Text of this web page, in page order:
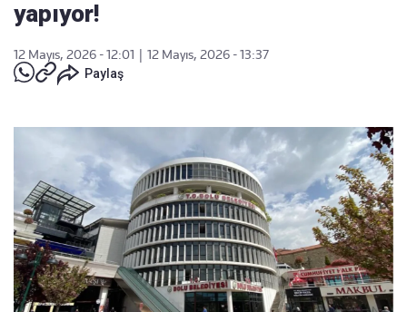
yapıyor!
12 Mayıs, 2026 - 12:01
12 Mayıs, 2026 - 13:37
Paylaş